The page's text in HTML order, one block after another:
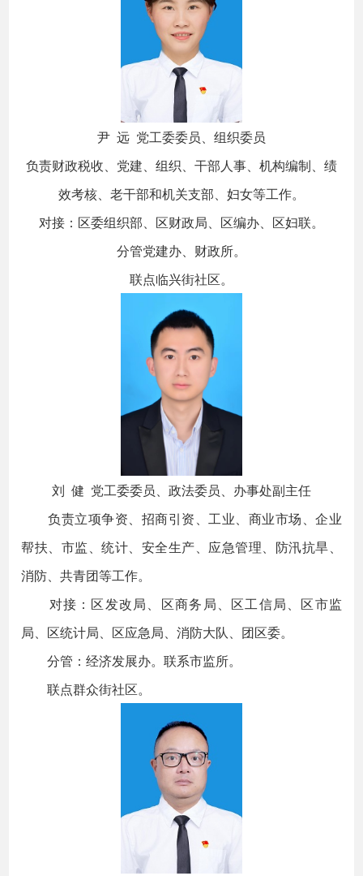
尹 远 党工委委员、组织委员
负责财政税收、党建、组织、干部人事、机构编制、绩
效考核、老干部和机关支部、妇女等工作。
对接：区委组织部、区财政局、区编办、区妇联。
分管党建办、财政所。
联点临兴街社区。
刘 健 党工委委员、政法委员、办事处副主任
负责立项争资、招商引资、工业、商业市场、企业
帮扶、市监、统计、安全生产、应急管理、防汛抗旱、
消防、共青团等工作。
对接：区发改局、区商务局、区工信局、区市监
局、区统计局、区应急局、消防大队、团区委。
分管：经济发展办。联系市监所。
联点群众街社区。